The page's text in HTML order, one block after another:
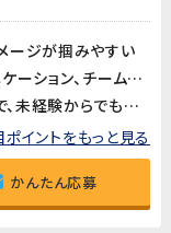
ージが掴みやすい
20～30代中心に活躍中!円滑なコミュニケーション、チームワークが心地よく、働きやすい環境♪
作業マニュアル・研修が充実しているので、未経験からでも安心してスタートできます!
イントをもっと見る
かんたん応募